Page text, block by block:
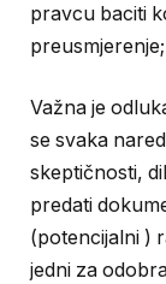
pravcu baciti
Važna je
se svaka
skeptičnosti,
predati
(potencijalni )
jedni za